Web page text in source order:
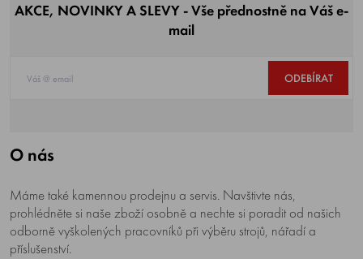
AKCE, NOVINKY A SLEVY - Vše přednostně na Váš e-
mail
ODEBÍRAT
O nás
Máme také kamennou prodejnu a servis. Navštivte nás,
prohlédněte si naše zboží osobně a nechte si poradit od našich
odborně vyškolených pracovníků při výběru strojů, nářadí a
příslušenství.